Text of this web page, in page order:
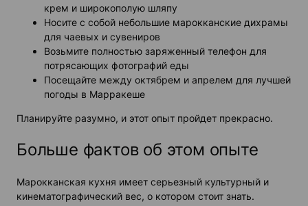
крем и широкополую шляпу
Носите с собой небольшие марокканские дихрамы
для чаевых и сувениров
Возьмите полностью заряженный телефон для
потрясающих фотографий еды
Посещайте между октябрем и апрелем для лучшей
погоды в Марракеше
Планируйте разумно, и этот опыт пройдет прекрасно.
Больше фактов об этом опыте
Марокканская кухня имеет серьезный культурный и
кинематографический вес, о котором стоит знать.